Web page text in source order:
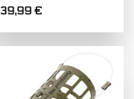
39,99€